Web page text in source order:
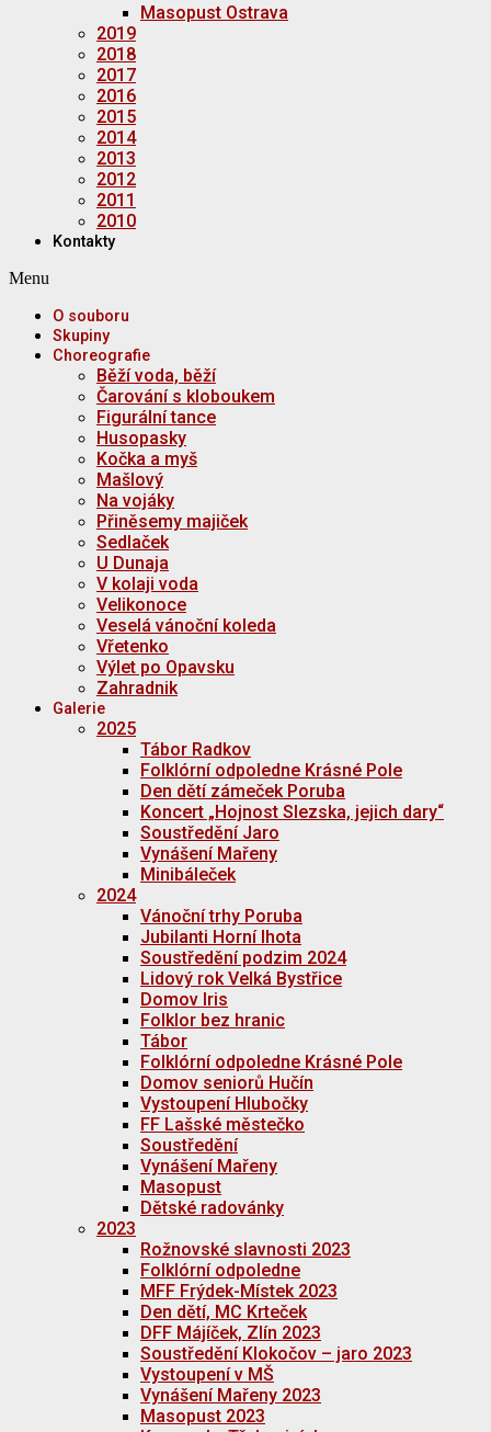
Masopust Ostrava
2019
2018
2017
2016
2015
2014
2013
2012
2011
2010
Kontakty
Menu
O souboru
Skupiny
Choreografie
Běží voda, běží
Čarování s kloboukem
Figurální tance
Husopasky
Kočka a myš
Mašlový
Na vojáky
Přiněsemy majiček
Sedlaček
U Dunaja
V kolaji voda
Velikonoce
Veselá vánoční koleda
Vřetenko
Výlet po Opavsku
Zahradnik
Galerie
2025
Tábor Radkov
Folklórní odpoledne Krásné Pole
Den dětí zámeček Poruba
Koncert „Hojnost Slezska, jejich dary“
Soustředění Jaro
Vynášení Mařeny
Minibáleček
2024
Vánoční trhy Poruba
Jubilanti Horní lhota
Soustředění podzim 2024
Lidový rok Velká Bystřice
Domov Iris
Folklor bez hranic
Tábor
Folklórní odpoledne Krásné Pole
Domov seniorů Hučín
Vystoupení Hlubočky
FF Lašské městečko
Soustředění
Vynášení Mařeny
Masopust
Dětské radovánky
2023
Rožnovské slavnosti 2023
Folklórní odpoledne
MFF Frýdek-Místek 2023
Den dětí, MC Krteček
DFF Májíček, Zlín 2023
Soustředění Klokočov – jaro 2023
Vystoupení v MŠ
Vynášení Mařeny 2023
Masopust 2023